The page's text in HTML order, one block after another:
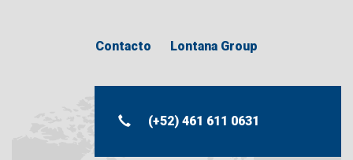
Contacto Lontana Group
(+52) 461 611 0631